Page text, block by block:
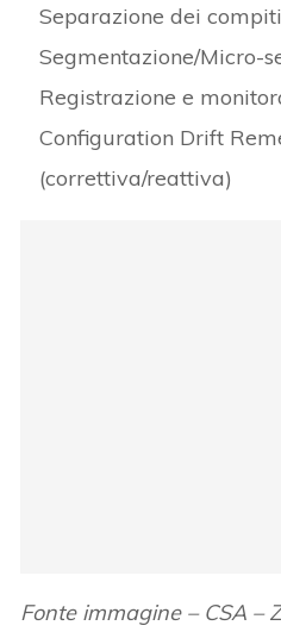
Separazione dei compiti
Segmentazione/Micro-
Registrazione e
Configuration Drift
(correttiva/reattiva)
Fonte immagine – CSA –